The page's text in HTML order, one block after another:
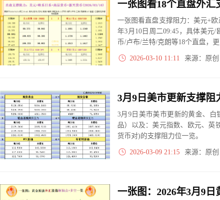
一张图看直盘支撑阻力：美元+
年3月10日周二09:45，具体美元
币/卢布/兰特/克朗等18个直盘，
2026-03-10 11:11 来源：原
3月9日美市美市更新的黄金、
品）以及：美元指数、欧元、英
货币对)的支撑阻力位一览。
2026-03-09 21:15 来源：原